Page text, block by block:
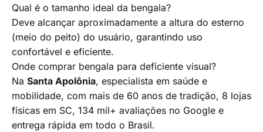
Qual é o tamanho ideal da bengala?
Deve alcançar aproximadamente a altura do esterno
(meio do peito) do usuário, garantindo uso
confortável e eficiente.
Onde comprar bengala para deficiente visual?
Na Santa Apolônia, especialista em saúde e
mobilidade, com mais de 60 anos de tradição, 8 lojas
físicas em SC, 134 mil+ avaliações no Google e
entrega rápida em todo o Brasil.